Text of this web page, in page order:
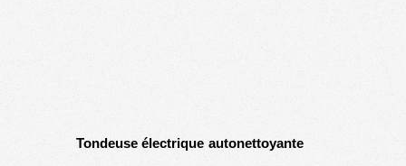
Tondeuse électrique autonettoyante